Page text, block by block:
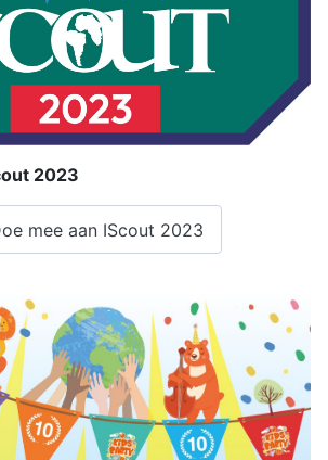
2023
mee aan IScout 2023